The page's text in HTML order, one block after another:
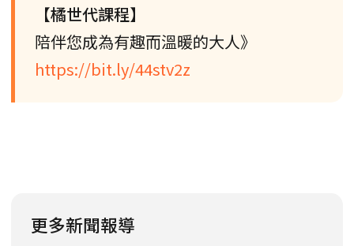
【橘世代課程】
陪伴您成為有趣而溫暖的大人》
https://bit.ly/44stv2z
更多新聞報導